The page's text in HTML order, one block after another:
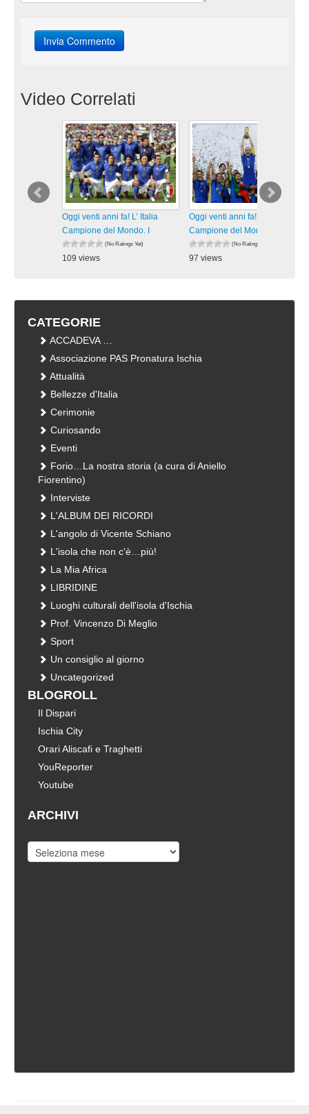
Video Correlati
Oggi venti anni fa! L’ Italia
Campione del Mondo. I
(No Ratings Yet)
109 views
Oggi venti anni fa! L’ Italia
Campione del Mondo. I
(No Ratings Yet)
97 views
CATEGORIE
ACCADEVA …
Associazione PAS Pronatura Ischia
Attualità
Bellezze d'Italia
Cerimonie
Curiosando
Eventi
Forio…La nostra storia (a cura di Aniello
Fiorentino)
Interviste
L'ALBUM DEI RICORDI
L'angolo di Vicente Schiano
L'isola che non c'è…più!
La Mia Africa
LIBRIDINE
Luoghi culturali dell'isola d'Ischia
Prof. Vincenzo Di Meglio
Sport
Un consiglio al giorno
Uncategorized
BLOGROLL
Il Dispari
Ischia City
Orari Aliscafi e Traghetti
YouReporter
Youtube
ARCHIVI